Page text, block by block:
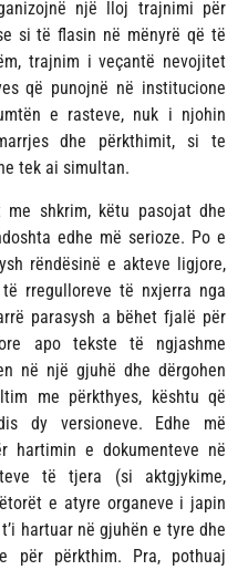
një lloj trajnimi për
si të flasin në mënyrë që të
trajnim i veçantë nevojitet
që punojnë në institucione
e rasteve, nuk i njohin
dhe përkthimit, si te
tek ai simultan.
shkrim, këtu pasojat dhe
edhe më serioze. Po e
rëndësinë e akteve ligjore,
rregulloreve të nxjerra nga
parasysh a bëhet fjalë për
apo tekste të ngjashme
në një gjuhë dhe dërgohen
me përkthyes, kështu që
dy versioneve. Edhe më
hartimin e dokumenteve në
të tjera (si aktgjykime,
e atyre organeve i japin
hartuar në gjuhën e tyre dhe
për përkthim. Pra, pothuaj